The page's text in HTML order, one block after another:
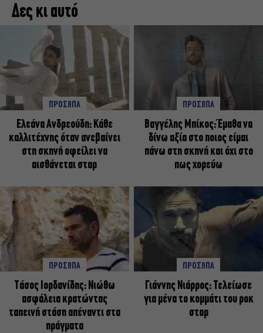
Δες κι αυτό
ΠΡΟΣΩΠΑ
Ελεάνα Ανδρεούδη: Κάθε
καλλιτέχνης όταν ανεβαίνει
στη σκηνή οφείλει να
αισθάνεται σταρ
ΠΡΟΣΩΠΑ
Βαγγέλης Μπίκος: Έμαθα να
δίνω αξία στο ποιος είμαι
πάνω στη σκηνή και όχι στο
πως χορεύω
ΠΡΟΣΩΠΑ
Tάσος Ιορδανίδης: Νιώθω
ασφάλεια κρατώντας
ταπεινή στάση απέναντι στα
πράγματα
ΠΡΟΣΩΠΑ
Γιάννης Νιάρρος: Τελείωσε
για μένα το κομμάτι του ροκ
σταρ